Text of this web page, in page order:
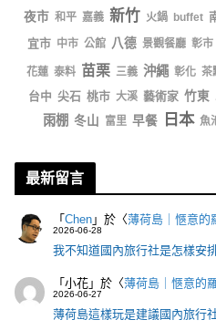
夜市 和平 嘉義 新竹 火鍋 buffet
宜市 中市 公館 八德 景觀餐廳 彰市
花蓮 泰料 苗栗 三義 沖繩 彰化 茶
台中 尖石 桃市 大溪 藝術家 竹東
雨棚 冬山 富里 早餐 日本 魚
最新留言
「Chen 」於〈薄荷島｜愜意的
2026-06-28
我不知道國內旅行社是怎樣安
「小花 」於〈薄荷島｜愜意的
2026-06-27
薄荷島這樣玩是建議國內旅行